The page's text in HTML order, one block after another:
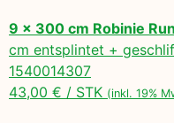
9 x 300 cm Robinie
cm entsplintet +
1540014307
43,00 € / STK (inkl. 19%